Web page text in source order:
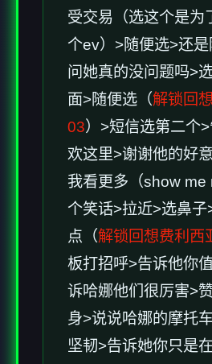
受交易（选这个是为
个ev）>随便选>还是
问她真的没问题吗>
面>随便选（解锁回
03）>短信选第二个
欢这里>谢谢他的好
我看更多（show me
个笑话>拉近>选鼻
点（解锁回想费利西
板打招呼>告诉他你
诉哈娜他们很厉害>
身>说说哈娜的摩托
坚韧>告诉她你只是